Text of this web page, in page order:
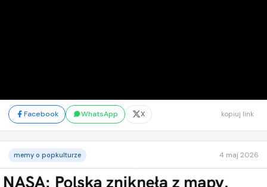
Facebook WhatsApp X kopiuj link
memy o popkulturze 4 maj 2026